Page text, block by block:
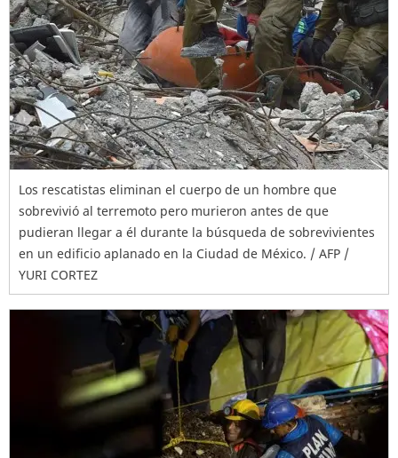
Los rescatistas eliminan el cuerpo de un hombre que
sobrevivió al terremoto pero murieron antes de que
pudieran llegar a él durante la búsqueda de sobrevivientes
en un edificio aplanado en la Ciudad de México. / AFP /
YURI CORTEZ